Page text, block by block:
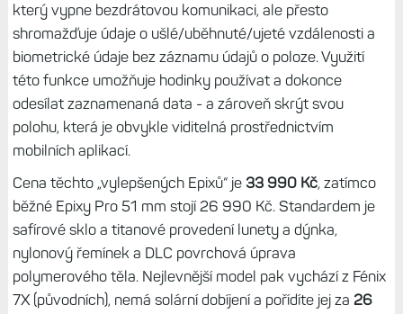
který vypne bezdrátovou komunikaci, ale přesto
shromažďuje údaje o ušlé/uběhnuté/ujeté vzdálenosti a
biometrické údaje bez záznamu údajů o poloze. Využití
této funkce umožňuje hodinky používat a dokonce
odesílat zaznamenaná data - a zároveň skrýt svou
polohu, která je obvykle viditelná prostřednictvím
mobilních aplikací.
Cena těchto „vylepšených Epixů“ je 33 990 Kč, zatímco
běžné Epixy Pro 51 mm stojí 26 990 Kč. Standardem je
safírové sklo a titanové provedení lunety a dýnka,
nylonový řemínek a DLC povrchová úprava
polymerového těla. Nejlevnější model pak vychází z Fénix
7X (původních), nemá solární dobíjení a pořídíte jej za 26